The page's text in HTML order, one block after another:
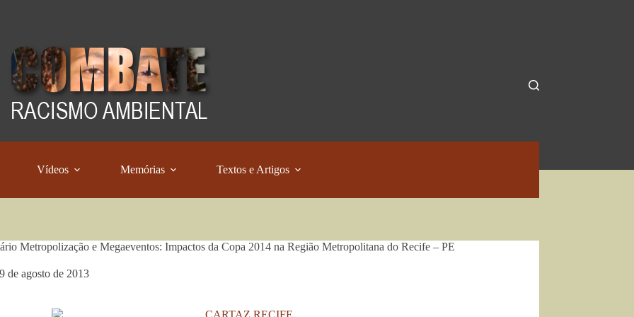
Vídeos Memórias Textos e Artigos
Metropolização e Megaeventos: Impactos da Copa 2014 na Região Metropolitana do Recife – PE
de agosto de 2013